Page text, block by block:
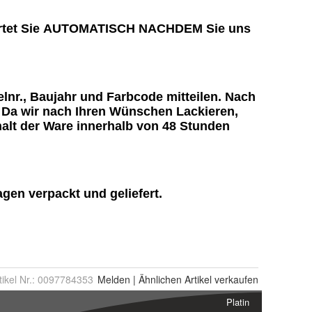
Nr.: 0097784353 Melden | Ähnlichen Artikel verkaufen
Platin